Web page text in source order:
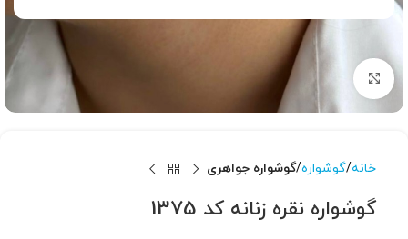
برای بزرگنمایی کلیک کنید
خانه گوشواره گوشواره جواهری
گوشواره نقره زنانه کد 1375